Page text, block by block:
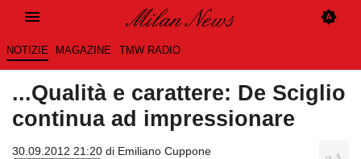
NOTIZIE MAGAZINE TMW RADIO
...Qualità e carattere: De Sciglio
continua ad impressionare
30.09.2012 21:20 di Emiliano Cuppone